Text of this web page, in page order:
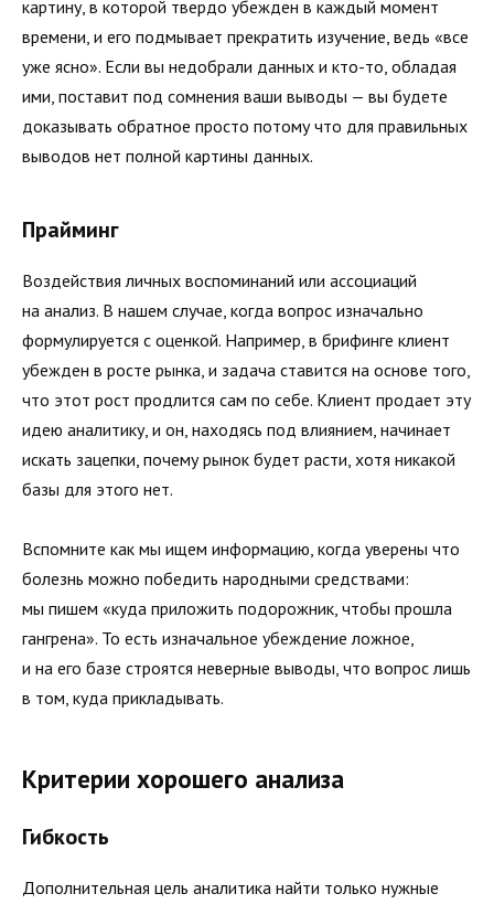
картину, в которой твердо убежден в каждый момент
времени, и его подмывает прекратить изучение, ведь «все
уже ясно». Если вы недобрали данных и кто-то, обладая
ими, поставит под сомнения ваши выводы — вы будете
доказывать обратное просто потому что для правильных
выводов нет полной картины данных.
Прайминг
Воздействия личных воспоминаний или ассоциаций
на анализ. В нашем случае, когда вопрос изначально
формулируется с оценкой. Например, в брифинге клиент
убежден в росте рынка, и задача ставится на основе того,
что этот рост продлится сам по себе. Клиент продает эту
идею аналитику, и он, находясь под влиянием, начинает
искать зацепки, почему рынок будет расти, хотя никакой
базы для этого нет.
Вспомните как мы ищем информацию, когда уверены что
болезнь можно победить народными средствами:
мы пишем «куда приложить подорожник, чтобы прошла
гангрена». То есть изначальное убеждение ложное,
и на его базе строятся неверные выводы, что вопрос лишь
в том, куда прикладывать.
Критерии хорошего анализа
Гибкость
Дополнительная цель аналитика найти только нужные